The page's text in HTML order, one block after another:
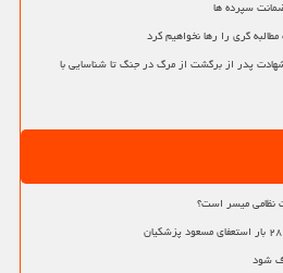
سپرده ها
گری را رها نخواهیم کرد
پدر از برگشت از مرگ در جنگ تا شناسایی با
نظامی میسر است؟
شود